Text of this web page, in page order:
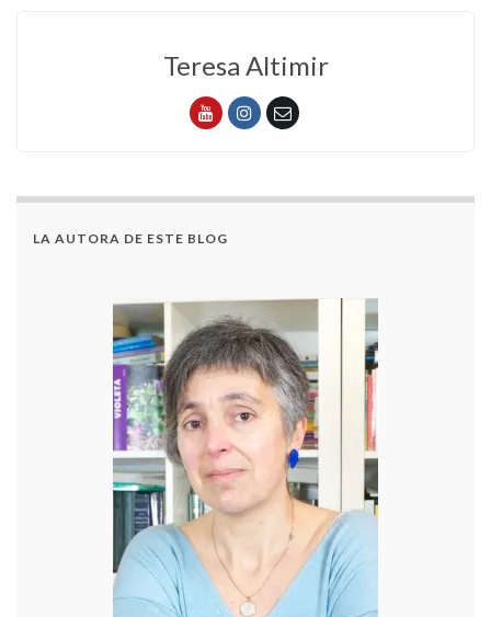
Teresa Altimir
LA AUTORA DE ESTE BLOG